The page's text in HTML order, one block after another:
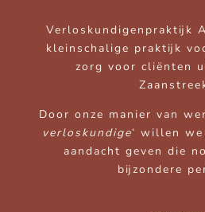
Verloskundigenpraktijk
kleinschalige praktijk
zorg voor cliënten
Door onze manier van
verloskundige‘ willen
aandacht geven die
bijzondere